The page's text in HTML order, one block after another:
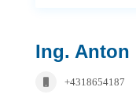
Ing. Anton
+4318654187